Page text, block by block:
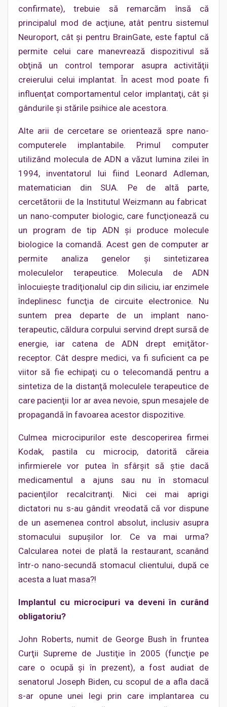
confirmate), trebuie să remarcăm însă că
principalul mod de acţiune, atât pentru sistemul
Neuroport, cât şi pentru BrainGate, este faptul că
permite celui care manevrează dispozitivul să
obţină un control temporar asupra activităţii
creierului celui implantat. În acest mod poate fi
influenţat comportamentul celor implantaţi, cât şi
gândurile şi stările psihice ale acestora.
Alte arii de cercetare se orientează spre nano-
computerele implantabile. Primul computer
utilizând molecula de ADN a văzut lumina zilei în
1994, inventatorul lui fiind Leonard Adleman,
matematician din SUA. Pe de altă parte,
cercetătorii de la Institutul Weizmann au fabricat
un nano-computer biologic, care funcţionează cu
un program de tip ADN şi produce molecule
biologice la comandă. Acest gen de computer ar
permite analiza genelor şi sintetizarea
moleculelor terapeutice. Molecula de ADN
înlocuieşte tradiţionalul cip din siliciu, iar enzimele
îndeplinesc funcţia de circuite electronice. Nu
suntem prea departe de un implant nano-
terapeutic, căldura corpului servind drept sursă de
energie, iar catena de ADN drept emiţător-
receptor. Cât despre medici, va fi suficient ca pe
viitor să fie echipaţi cu o telecomandă pentru a
sintetiza de la distanţă moleculele terapeutice de
care pacienţii lor ar avea nevoie, spun mesajele de
propagandă în favoarea acestor dispozitive.
Culmea microcipurilor este descoperirea firmei
Kodak, pastila cu microcip, datorită căreia
infirmierele vor putea în sfârşit să ştie dacă
medicamentul a ajuns sau nu în stomacul
pacienţilor recalcitranţi. Nici cei mai aprigi
dictatori nu s-au gândit vreodată că vor dispune
de un asemenea control absolut, inclusiv asupra
stomacului supuşilor lor. Ce va mai urma?
Calcularea notei de plată la restaurant, scanând
într-o nano-secundă stomacul clientului, după ce
acesta a luat masa?!
Implantul cu microcipuri va deveni în curând
obligatoriu?
John Roberts, numit de George Bush în fruntea
Curţii Supreme de Justiţie în 2005 (funcţie pe
care o ocupă şi în prezent), a fost audiat de
senatorul Joseph Biden, cu scopul de a afla dacă
s-ar opune unei legi prin care implantarea cu